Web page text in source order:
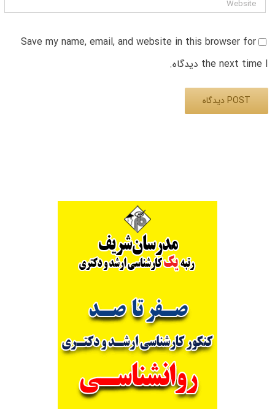
Save my name, email, and website in this browser for
the next time I دیدگاه.